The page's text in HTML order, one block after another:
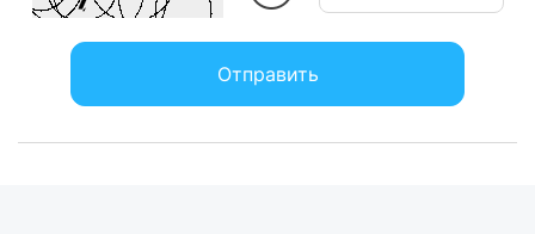
Отправить